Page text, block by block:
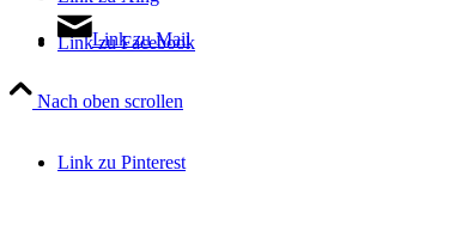
Link zu Facebook
Link zu Pinterest
Link zu Mail
Nach oben scrollen